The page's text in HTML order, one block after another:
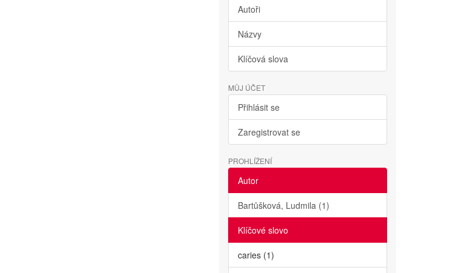
Autoři
Názvy
Klíčová slova
MŮJ ÚČET
Přihlásit se
Zaregistrovat se
PROHLÍŽENÍ
Autor
Bartůšková, Ludmila (1)
Klíčové slovo
caries (1)